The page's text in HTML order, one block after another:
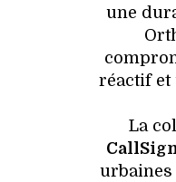
une
réactif et
La
urbaines